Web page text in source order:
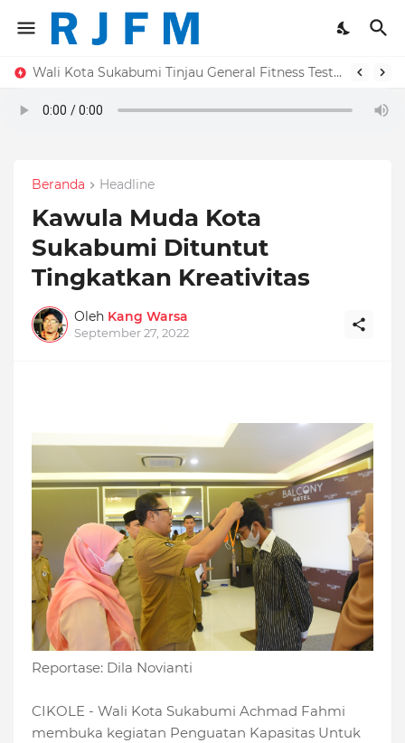
Wali Kota Sukabumi Tinjau General Fitness Test Atlet Porprov 2022
Beranda Headline
Kawula Muda Kota
Sukabumi Dituntut
Tingkatkan Kreativitas
Oleh Kang Warsa
September 27, 2022
Reportase: Dila Novianti
CIKOLE - Wali Kota Sukabumi Achmad Fahmi
membuka kegiatan Penguatan Kapasitas Untuk